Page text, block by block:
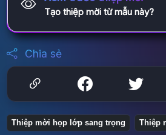
Tạo thiệp mời từ mẫu này?
Chia sẻ
Thiệp mời họp lớp sang trọng Thiệp